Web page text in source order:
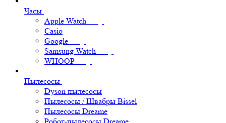
Часы
Apple Watch
Casio
Google
Samsung Watch
WHOOP
Пылесосы
Dyson пылесосы
Пылесосы / Швабры Bissel
Пылесосы Dreame